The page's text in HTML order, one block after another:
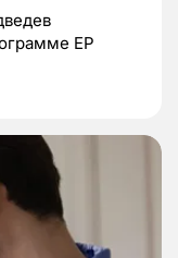
ЕР